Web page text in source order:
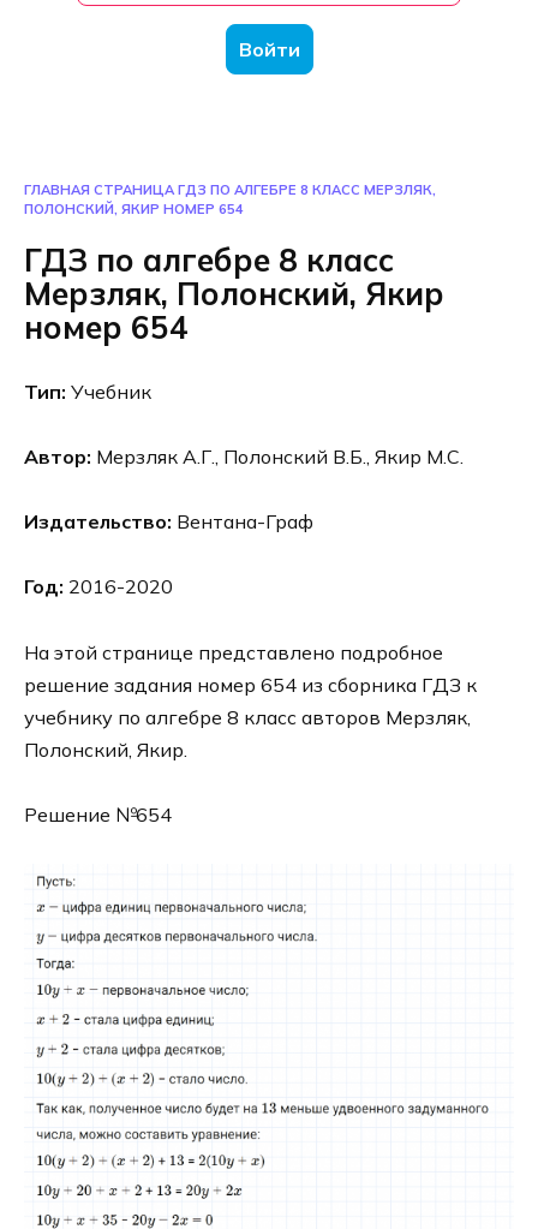
Войти
ГЛАВНАЯ СТРАНИЦА ГДЗ ПО АЛГЕБРЕ 8 КЛАСС МЕРЗЛЯК,
ПОЛОНСКИЙ, ЯКИР НОМЕР 654
ГДЗ по алгебре 8 класс
Мерзляк, Полонский, Якир
номер 654
Тип: Учебник
Автор: Мерзляк А.Г., Полонский В.Б., Якир М.С.
Издательство: Вентана-Граф
Год: 2016-2020
На этой странице представлено подробное
решение задания номер 654 из сборника ГДЗ к
учебнику по алгебре 8 класс авторов Мерзляк,
Полонский, Якир.
Решение №654